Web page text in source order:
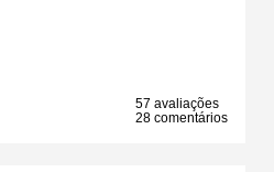
57 avaliações
28 comentários